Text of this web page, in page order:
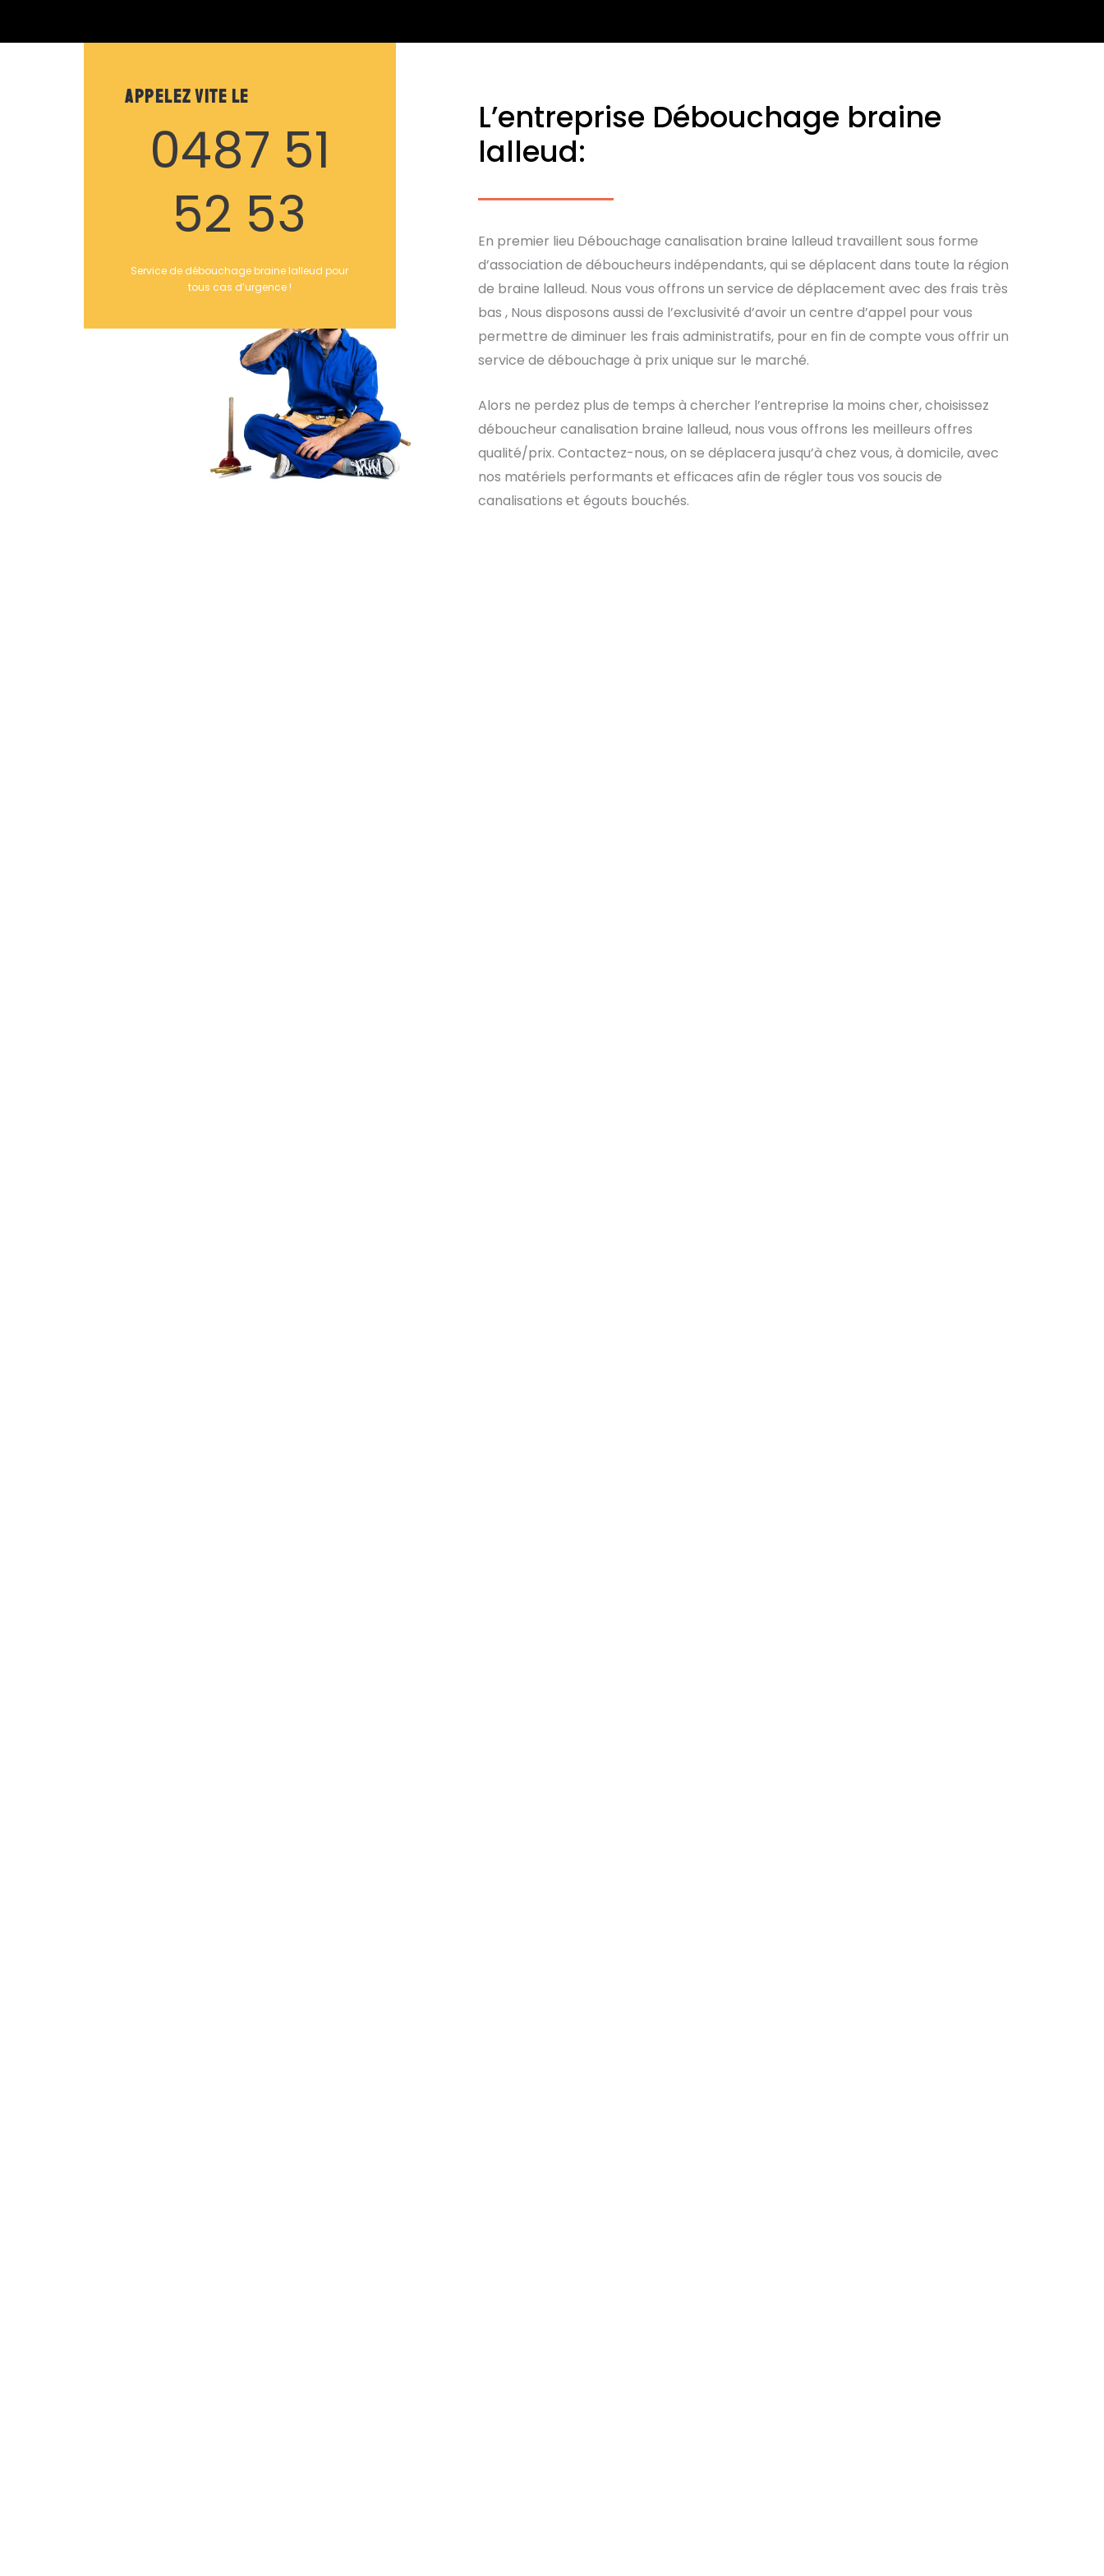
Appelez vite le
0487 51
52 53
Service de débouchage braine lalleud pour
tous cas d’urgence !
L’entreprise Débouchage braine
lalleud:
En premier lieu Débouchage canalisation braine lalleud travaillent sous forme
d’association de déboucheurs indépendants, qui se déplacent dans toute la région
de braine lalleud. Nous vous offrons un service de déplacement avec des frais très
bas , Nous disposons aussi de l’exclusivité d’avoir un centre d’appel pour vous
permettre de diminuer les frais administratifs, pour en fin de compte vous offrir un
service de débouchage à prix unique sur le marché.
Alors ne perdez plus de temps à chercher l’entreprise la moins cher, choisissez
déboucheur canalisation braine lalleud, nous vous offrons les meilleurs offres
qualité/prix. Contactez-nous, on se déplacera jusqu’à chez vous, à domicile, avec
nos matériels performants et efficaces afin de régler tous vos soucis de
canalisations et égouts bouchés.